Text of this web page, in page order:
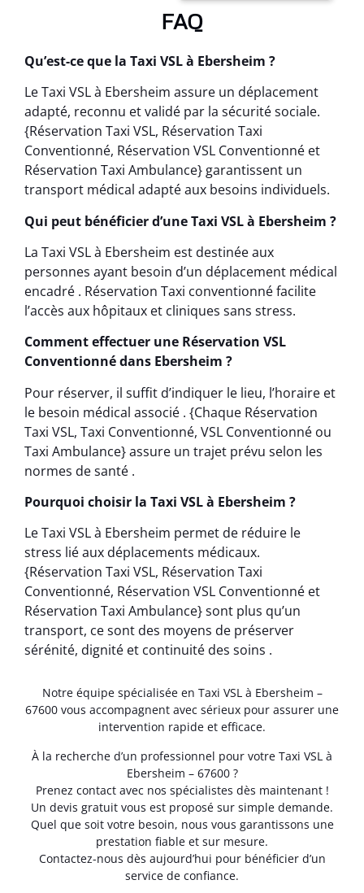
FAQ
Qu’est-ce que la Taxi VSL à Ebersheim ?
Le Taxi VSL à Ebersheim assure un déplacement
adapté, reconnu et validé par la sécurité sociale.
{Réservation Taxi VSL, Réservation Taxi
Conventionné, Réservation VSL Conventionné et
Réservation Taxi Ambulance} garantissent un
transport médical adapté aux besoins individuels.
Qui peut bénéficier d’une Taxi VSL à Ebersheim ?
La Taxi VSL à Ebersheim est destinée aux
personnes ayant besoin d’un déplacement médical
encadré . Réservation Taxi conventionné facilite
l’accès aux hôpitaux et cliniques sans stress.
Comment effectuer une Réservation VSL
Conventionné dans Ebersheim ?
Pour réserver, il suffit d’indiquer le lieu, l’horaire et
le besoin médical associé . {Chaque Réservation
Taxi VSL, Taxi Conventionné, VSL Conventionné ou
Taxi Ambulance} assure un trajet prévu selon les
normes de santé .
Pourquoi choisir la Taxi VSL à Ebersheim ?
Le Taxi VSL à Ebersheim permet de réduire le
stress lié aux déplacements médicaux.
{Réservation Taxi VSL, Réservation Taxi
Conventionné, Réservation VSL Conventionné et
Réservation Taxi Ambulance} sont plus qu’un
transport, ce sont des moyens de préserver
sérénité, dignité et continuité des soins .
Notre équipe spécialisée en Taxi VSL à Ebersheim –
67600 vous accompagnent avec sérieux pour assurer une
intervention rapide et efficace.
À la recherche d’un professionnel pour votre Taxi VSL à
Ebersheim – 67600 ?
Prenez contact avec nos spécialistes dès maintenant !
Un devis gratuit vous est proposé sur simple demande.
Quel que soit votre besoin, nous vous garantissons une
prestation fiable et sur mesure.
Contactez-nous dès aujourd’hui pour bénéficier d’un
service de confiance.